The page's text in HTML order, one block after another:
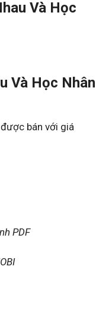
Và Học
Và Học Nhân
được bán với giá
PDF